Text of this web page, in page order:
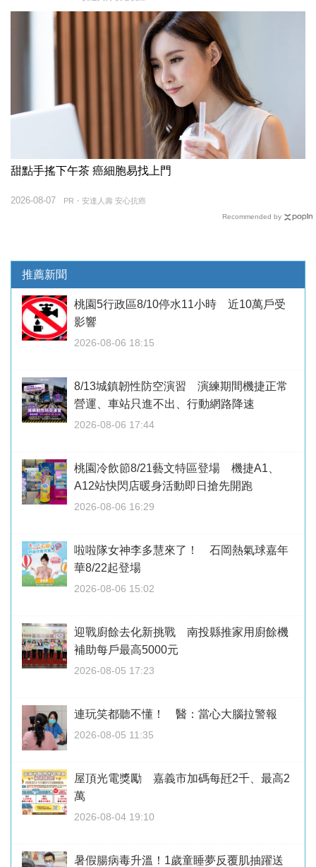
甜點手搖下午茶 癌細胞易找上門
PR・安達人壽 安心抗癌
2026-08-07
Recommended by
推薦新聞
桃園5行政區8/10停水11小時 近10萬戶受
影響
2026-08-06 18:15
8/13城鎮韌性防空演習 演練期間機捷正常
營運、車站只進不出、行動網路降速
2026-08-06 17:44
桃園冷飲節8/21藝文特區登場 機捷A1、
A12站快閃店暖身活動即日搶先開跑
2026-08-06 16:29
啦啦隊女神李多慧來了！ 石岡熱氣球嘉年
華8/22起登場
2026-08-06 15:02
迎戰廚餘去化新挑戰 南投縣推家用廚餘機
補助每戶最高5000元
2026-08-05 17:23
連玩笑都聽不懂！ 醫：當心大腦拉警報
2026-08-05 11:35
屋頂光電獎勵 嘉義市加碼每瓩2千、最高2
萬
2026-08-04 19:10
暑假腸病毒升溫！1歲童睡夢反覆肌抽躍送